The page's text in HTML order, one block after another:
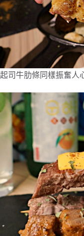
起司牛肋條同樣振奮人